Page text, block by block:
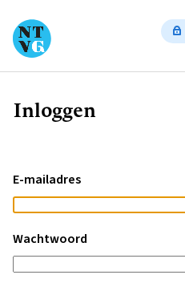
Kruimelpad
Inloggen
E-mailadres
Wachtwoord